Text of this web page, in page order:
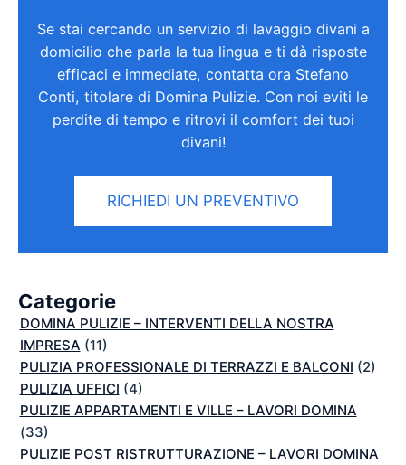
Se stai cercando un servizio di lavaggio divani a
domicilio che parla la tua lingua e ti dà risposte
efficaci e immediate, contatta ora Stefano
Conti, titolare di Domina Pulizie. Con noi eviti le
perdite di tempo e ritrovi il comfort dei tuoi
divani!
RICHIEDI UN PREVENTIVO
Categorie
DOMINA PULIZIE – INTERVENTI DELLA NOSTRA
IMPRESA (11)
PULIZIA PROFESSIONALE DI TERRAZZI E BALCONI (2)
PULIZIA UFFICI (4)
PULIZIE APPARTAMENTI E VILLE – LAVORI DOMINA
(33)
PULIZIE POST RISTRUTTURAZIONE – LAVORI DOMINA